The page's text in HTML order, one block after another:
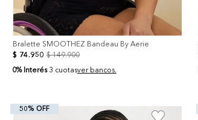
Bralette SMOOTHEZ Bandeau By Aerie
$ 74.950 $ 149.900
0% Interés 3 cuotasver bancos.
50% OFF